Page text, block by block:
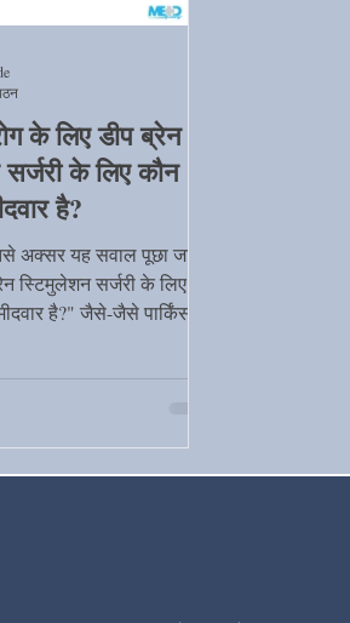
के लिए डीप ब्रेन
के लिए कौन
है?
अक्सर यह सवाल पूछा जाता
है?" जैसे-जैसे पार्किंसंस